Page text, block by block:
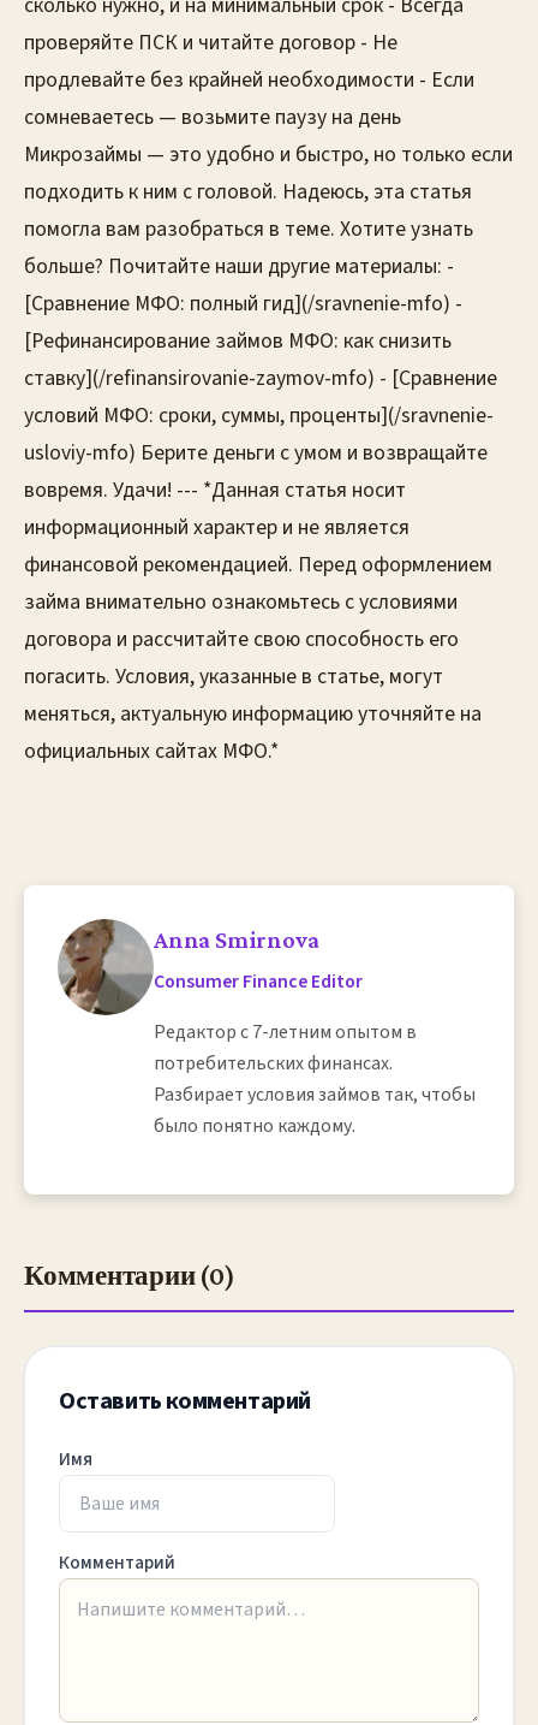
Anna Smirnova
Consumer Finance Editor
Редактор с 7-летним опытом в
потребительских финансах.
Разбирает условия займов так, чтобы
было понятно каждому.
Комментарии (0)
Оставить комментарий
Имя
Комментарий